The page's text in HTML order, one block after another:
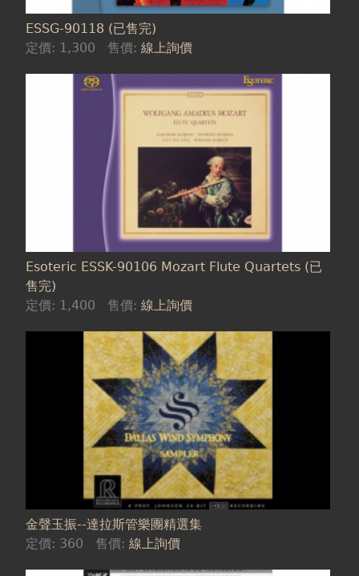
ESSG-90118 (已售完)
定價: 1,300 售價:線上詢價
Esoteric ESSK-90106 Mozart Flute Quartets (已
售完)
定價: 1,400 售價:線上詢價
金聲玉振--達拉斯管樂團精選集
定價: 360 售價:線上詢價